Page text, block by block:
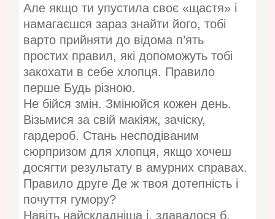
Але якщо ти упустила своє «щастя» і
намагаєшся зараз знайти його, тобі
варто прийняти до відома п’ять
простих правил, які допоможуть тобі
закохати в себе хлопця. Правило
перше Будь різною.
Не бійся змін. Змінюйся кожен день.
Візьмися за свій макіяж, зачіску,
гардероб. Стань несподіваним
сюрпризом для хлопця, якщо хочеш
досягти результату в амурних справах.
Правило друге Де ж твоя дотепність і
почуття гумору?
Навіть найскладніша і, здавалося б,